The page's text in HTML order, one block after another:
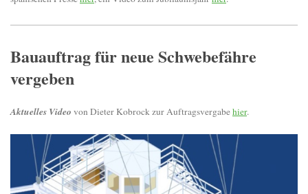
Bauauftrag für neue Schwebefähre
vergeben
Aktuelles Video von Dieter Kobrock zur Auftragsvergabehier.